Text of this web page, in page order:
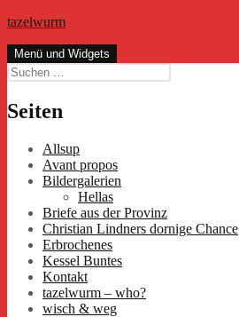
Zum
springen
tazelwurm
Menü und Widgets
Suchen
nach:
Seiten
Allsup
Avant propos
Bildergalerien
Hellas
Briefe aus der Provinz
Christian Lindners dornige Chance
Erbrochenes
Kessel Buntes
Kontakt
tazelwurm – who?
wisch & weg